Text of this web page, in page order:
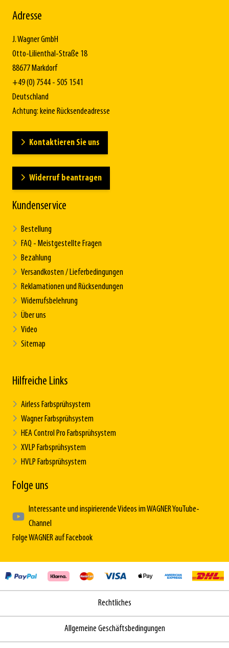
Adresse
J. Wagner GmbH
Otto-Lilienthal-Straße 18
88677 Markdorf
+49 (0) 7544 - 505 1541
Deutschland
Achtung: keine Rücksendeadresse
Kontaktieren Sie uns
Widerruf beantragen
Kundenservice
Bestellung
FAQ - Meistgestellte Fragen
Bezahlung
Versandkosten / Lieferbedingungen
Reklamationen und Rücksendungen
Widerrufsbelehrung
Über uns
Video
Sitemap
Hilfreiche Links
Airless Farbsprühsystem
Wagner Farbsprühsystem
HEA Control Pro Farbsprühsystem
XVLP Farbsprühsystem
HVLP Farbsprühsystem
Folge uns
Interessante und inspirierende Videos im WAGNER YouTube-
Channel
Folge WAGNER auf Facebook
Rechtliches
Allgemeine Geschäftsbedingungen